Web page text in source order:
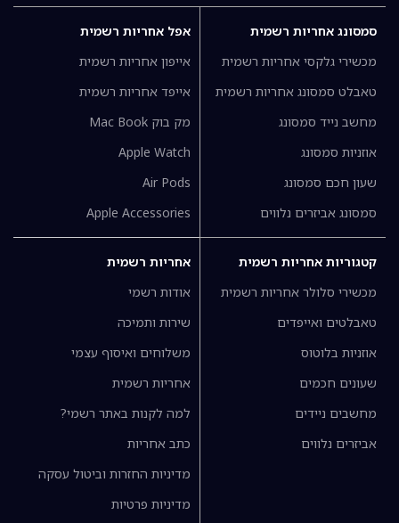
סמסונג אחריות רשמית
מכשירי גלקסי אחריות רשמית
טאבלט סמסונג אחריות רשמית
מחשב נייד סמסונג
אוזניות סמסונג
שעון חכם סמסונג
סמסונג אביזרים נלווים
אפל אחריות רשמית
אייפון אחריות רשמית
אייפד אחריות רשמית
מק בוק Mac Book
Apple Watch
Air Pods
Apple Accessories
קטגוריות אחריות רשמית
מכשירי סלולר אחריות רשמית
טאבלטים ואייפדים
אוזניות בלוטוס
שעונים חכמים
מחשבים ניידים
אביזרים נלווים
אחריות רשמית
אודות רשמי
שירות ותמיכה
משלוחים ואיסוף עצמי
אחריות רשמית
למה לקנות באתר רשמי?
כתב אחריות
מדיניות החזרות וביטול עסקה
מדיניות פרטיות